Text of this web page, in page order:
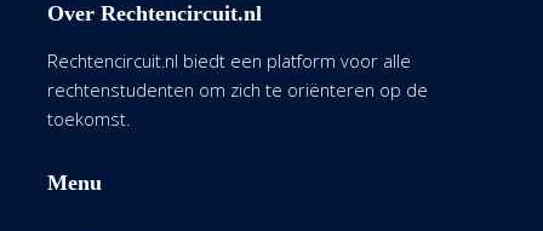
Over Rechtencircuit.nl
Rechtencircuit.nl biedt een platform voor alle
rechtenstudenten om zich te oriënteren op de
toekomst.
Menu